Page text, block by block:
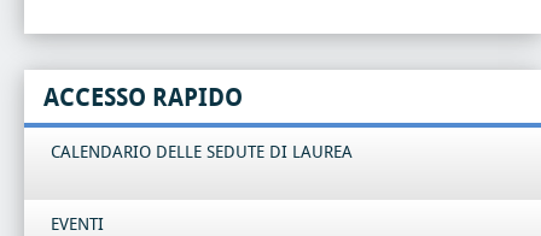
ACCESSO RAPIDO
CALENDARIO DELLE SEDUTE DI LAUREA
EVENTI